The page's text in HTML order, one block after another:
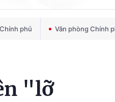
phủ Văn phòng Chính
"lỡ